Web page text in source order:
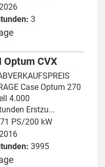
3
Optum CVX
Case Optum 270
4.000
Erstzu...
PS/200 kW
3995